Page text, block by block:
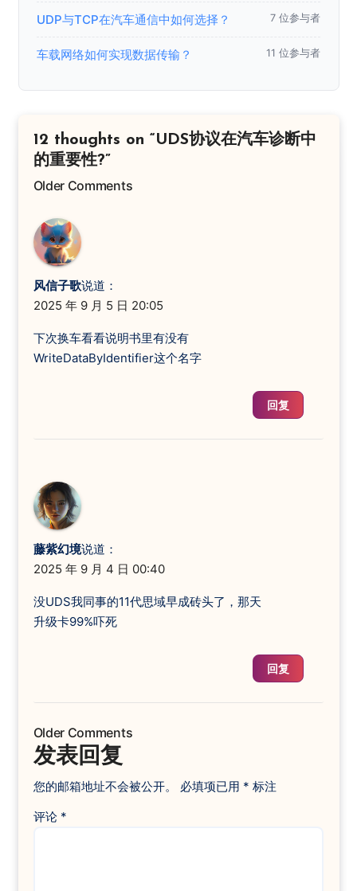
UDP与TCP在汽车通信中如何选择？ 7 位参与者
车载网络如何实现数据传输？ 11 位参与者
12 thoughts on “UDS协议在汽车诊断中
的重要性?”
Comment
navigation
Older Comments
风信子歌说道：
2025 年 9 月 5 日 20:05
下次换车看看说明书里有没有
WriteDataByIdentifier这个名字
回复
藤紫幻境说道：
2025 年 9 月 4 日 00:40
没UDS我同事的11代思域早成砖头了，那天
升级卡99%吓死
回复
Comment
navigation
Older Comments
发表回复
您的邮箱地址不会被公开。 必填项已用 * 标注
评论 *